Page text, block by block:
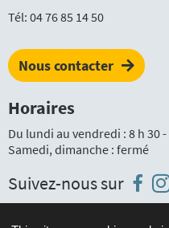
Tél: 04 76 85 14 50
Nous contacter
Horaires
Du lundi au vendredi : 8 h 30 -
Samedi, dimanche : fermé
Suivez-nous sur